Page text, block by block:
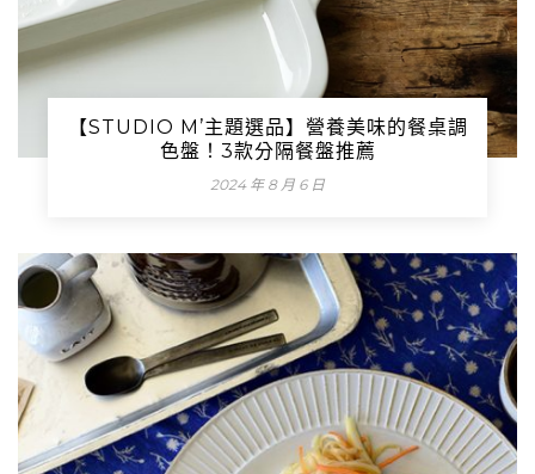
【STUDIO M’主題選品】營養美味的餐桌調
色盤！3款分隔餐盤推薦
2024 年 8 月 6 日